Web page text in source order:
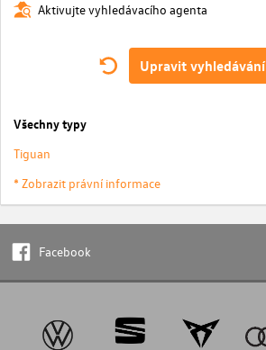
Aktivujte vyhledávacího agenta
Upravit vyhledávání
Všechny typy
Tiguan
* Zobrazit právní informace
Facebook